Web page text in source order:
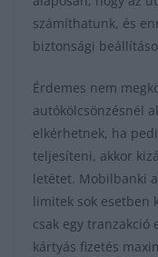
számíthatunk, és
biztonsági
Érdemes nem
autókölcsönzésnél
elkérhetnek, ha
teljesíteni, akkor
letétet. Mobilbanki
limitek sok esetben
csak egy
kártyás fizetés